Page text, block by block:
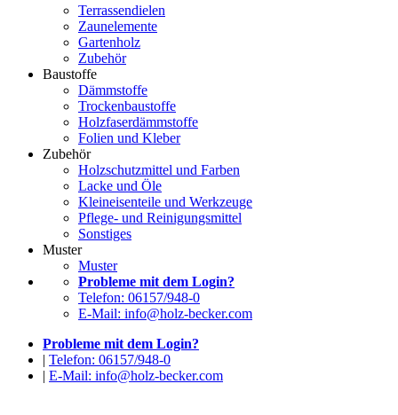
Terrassendielen
Zaunelemente
Gartenholz
Zubehör
Baustoffe
Dämmstoffe
Trockenbaustoffe
Holzfaserdämmstoffe
Folien und Kleber
Zubehör
Holzschutzmittel und Farben
Lacke und Öle
Kleineisenteile und Werkzeuge
Pflege- und Reinigungsmittel
Sonstiges
Muster
Muster
Probleme mit dem Login?
Telefon: 06157/948-0
E-Mail: info@holz-becker.com
Probleme mit dem Login?
| Telefon: 06157/948-0
| E-Mail: info@holz-becker.com